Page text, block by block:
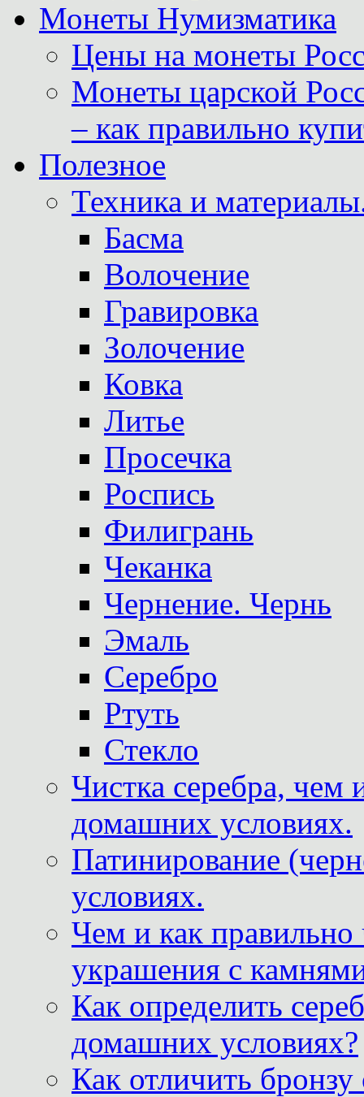
Монеты Нумизматика
Цены на монеты
Монеты царской
– как правильно
Полезное
Техника и
Басма
Волочение
Гравировка
Золочение
Ковка
Литье
Просечка
Роспись
Филигрань
Чеканка
Чернение. Чернь
Эмаль
Серебро
Ртуть
Стекло
Чистка серебра, чем
домашних условиях.
Патинирование
условиях.
Чем и как
украшения с
Как определить
домашних условиях?
Как отличить